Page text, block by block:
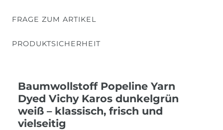
FRAGE ZUM ARTIKEL
PRODUKTSICHERHEIT
Baumwollstoff Popeline Yarn
Dyed Vichy Karos dunkelgrün
weiß – klassisch, frisch und
vielseitig